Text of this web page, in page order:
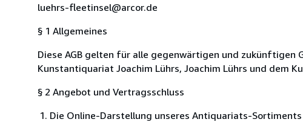
luehrs-fleetinsel@arcor.de
§ 1 Allgemeines
Diese AGB gelten für alle gegenwärtigen und zukünftigen
Kunstantiquariat Joachim Lührs, Joachim Lührs und dem
§ 2 Angebot und Vertragsschluss
Die Online-Darstellung unseres Antiquariats-